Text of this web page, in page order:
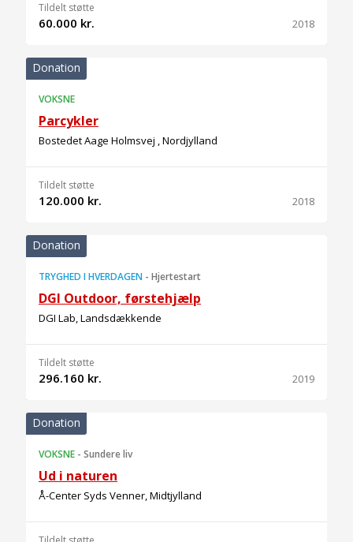
Tildelt støtte
60.000 kr. 2018
Donation
VOKSNE
Parcykler
Bostedet Aage Holmsvej , Nordjylland
Tildelt støtte
120.000 kr. 2018
Donation
TRYGHED I HVERDAGEN - Hjertestart
DGI Outdoor, førstehjælp
DGI Lab, Landsdækkende
Tildelt støtte
296.160 kr. 2019
Donation
VOKSNE - Sundere liv
Ud i naturen
Å-Center Syds Venner, Midtjylland